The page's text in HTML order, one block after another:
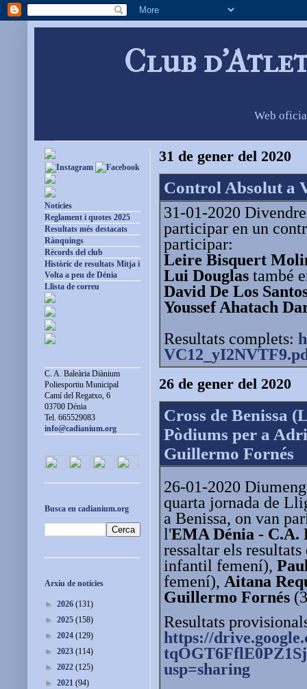
Club
Web
31 de gener del 2020
Control Absolut a
31-01-2020
participar en un
participar:
Leire Bisquert
Lui Douglas també
David De Los
Youssef Ahatach
Resultats complets:
26 de gener del 2020
Cross de Benissa
Pòdiums per a
Guillermo Fornés
26-01-2020
quarta jornada de
a Benissa, on van
l'EMA Dénia - C.A.
ressaltar els resultats
infantil femení),
femení), Aitana
Guillermo Fornés
Resultats
https://
usp=sharing
Notícies
Reglament i quotes 2025
Resultats més destacats
Rànquings
Rècords del club
Històric de resultats Mitja i
Volta a peu de Dénia
Llista de correu
C. A. Baleària Diànium
Poliesportiu Municipal
Camí del Regatxo, 6
03700 Dénia
Tel. 665529083
info@cadianium.org
Busca en cadianium.org
Arxiu de notícies
► 2026 (131)
► 2025 (158)
► 2024 (129)
► 2023 (114)
► 2022 (125)
► 2021 (94)